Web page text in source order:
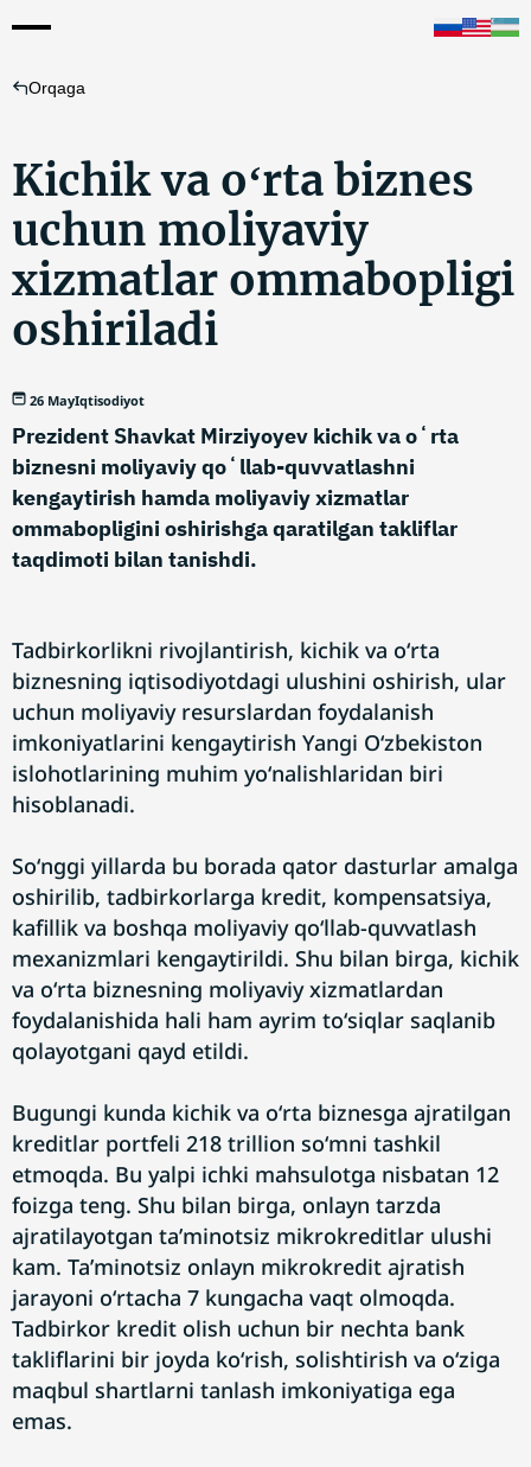
Orqaga
Kichik va oʻrta biznes
uchun moliyaviy
xizmatlar ommabopligi
oshiriladi
26 MayIqtisodiyot
Prezident Shavkat Mirziyoyev kichik va oʻrta
biznesni moliyaviy qoʻllab-quvvatlashni
kengaytirish hamda moliyaviy xizmatlar
ommabopligini oshirishga qaratilgan takliflar
taqdimoti bilan tanishdi.
Tadbirkorlikni rivojlantirish, kichik va oʻrta
biznesning iqtisodiyotdagi ulushini oshirish, ular
uchun moliyaviy resurslardan foydalanish
imkoniyatlarini kengaytirish Yangi Oʻzbekiston
islohotlarining muhim yoʻnalishlaridan biri
hisoblanadi.
Soʻnggi yillarda bu borada qator dasturlar amalga
oshirilib, tadbirkorlarga kredit, kompensatsiya,
kafillik va boshqa moliyaviy qoʻllab-quvvatlash
mexanizmlari kengaytirildi. Shu bilan birga, kichik
va oʻrta biznesning moliyaviy xizmatlardan
foydalanishida hali ham ayrim toʻsiqlar saqlanib
qolayotgani qayd etildi.
Bugungi kunda kichik va oʻrta biznesga ajratilgan
kreditlar portfeli 218 trillion soʻmni tashkil
etmoqda. Bu yalpi ichki mahsulotga nisbatan 12
foizga teng. Shu bilan birga, onlayn tarzda
ajratilayotgan taʼminotsiz mikrokreditlar ulushi
kam. Taʼminotsiz onlayn mikrokredit ajratish
jarayoni oʻrtacha 7 kungacha vaqt olmoqda.
Tadbirkor kredit olish uchun bir nechta bank
takliflarini bir joyda koʻrish, solishtirish va oʻziga
maqbul shartlarni tanlash imkoniyatiga ega
emas.